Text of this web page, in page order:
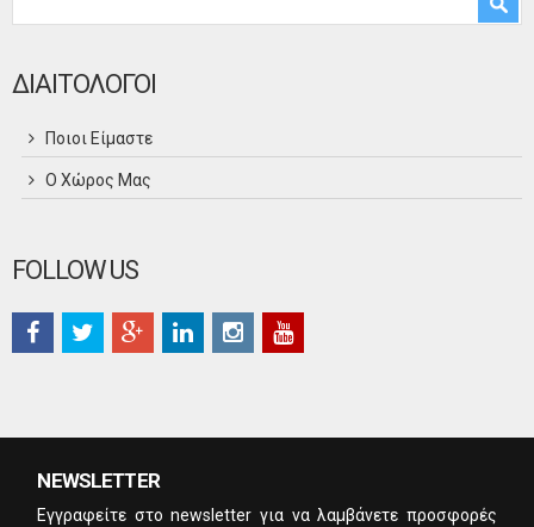
ΔΙΑΙΤΟΛΟΓΟΙ
Ποιοι Είμαστε
Ο Χώρος Μας
FOLLOW US
NEWSLETTER
Eγγραφείτε στο newsletter για να λαμβάνετε προσφορές